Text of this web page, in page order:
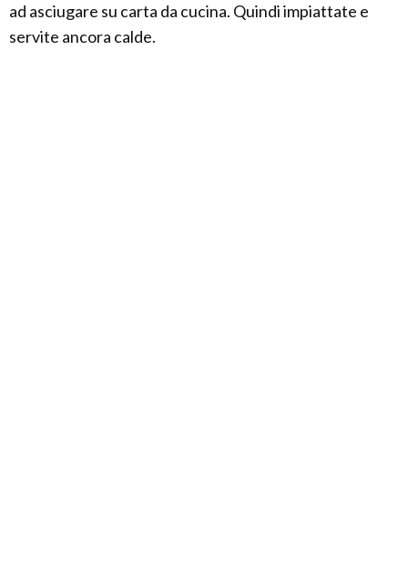
ad asciugare su carta da cucina. Quindi impiattate e
servite ancora calde.